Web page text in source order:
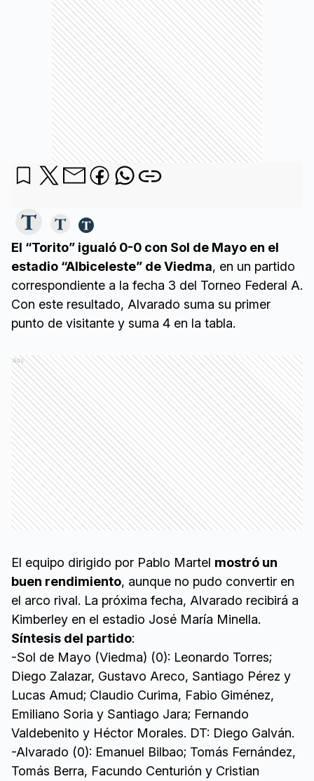
El “Torito” igualó 0-0 con Sol de Mayo en el
estadio “Albiceleste” de Viedma, en un partido
correspondiente a la fecha 3 del Torneo Federal A.
Con este resultado, Alvarado suma su primer
punto de visitante y suma 4 en la tabla.
Ads
El equipo dirigido por Pablo Martel mostró un
buen rendimiento, aunque no pudo convertir en
el arco rival. La próxima fecha, Alvarado recibirá a
Kimberley en el estadio José María Minella.
Síntesis del partido:
-Sol de Mayo (Viedma) (0): Leonardo Torres;
Diego Zalazar, Gustavo Areco, Santiago Pérez y
Lucas Amud; Claudio Curima, Fabio Giménez,
Emiliano Soria y Santiago Jara; Fernando
Valdebenito y Héctor Morales. DT: Diego Galván.
-Alvarado (0): Emanuel Bilbao; Tomás Fernández,
Tomás Berra, Facundo Centurión y Cristian